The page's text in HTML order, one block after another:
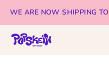
content
WE ARE NOW SHIPPING